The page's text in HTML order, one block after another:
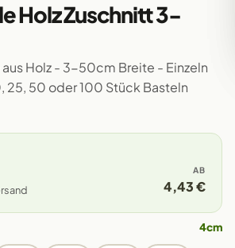
Holz Zuschnitt 3-
Holz - 3-50cm Breite - Einzeln
25, 50 oder 100 Stück Basteln
AB
4,43 €
4cm